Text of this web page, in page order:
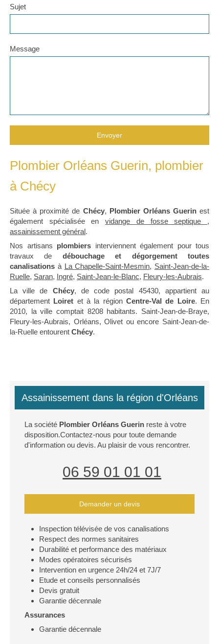
Sujet
Message
Envoyer
Plombier Orléans Guerin, plombier
à Chécy
Située à proximité de Chécy, Plombier Orléans Guerinest
également spécialisée envidange de fosse septique ,
assainissement général.
Nos artisans plombiers interviennent également pour tous
travaux de débouchage et dégorgement toutes
canalisations à La Chapelle-Saint-Mesmin, Saint-Jean-de-la-
Ruelle, Saran, Ingré, Saint-Jean-le-Blanc, Fleury-les-Aubrais.
La ville de Chécy, de code postal 45430, appartient au
département Loiret et à la régionCentre-Val de Loire. En
2010, la ville comptait 8208 habitants. Saint-Jean-de-Braye,
Fleury-les-Aubrais, Orléans, Olivet ou encore Saint-Jean-de-
la-Ruelle entourent Chécy.
Assainissement dans la région d'Orléans
La société Plombier Orléans Guerin reste à votre
disposition.Contactez-nous pour toute demande
d'information ou devis. Au plaisir de vous rencontrer.
06 59 01 01 01
Demander un devis
Inspection télévisée de vos canalisations
Respect des normes sanitaires
Durabilité et performance des matériaux
Modes opératoires sécurisés
Intervention en urgence 24h/24 et 7J/7
Etude et conseils personnalisés
Devis gratuit
Garantie décennale
Assurances
Garantie décennale